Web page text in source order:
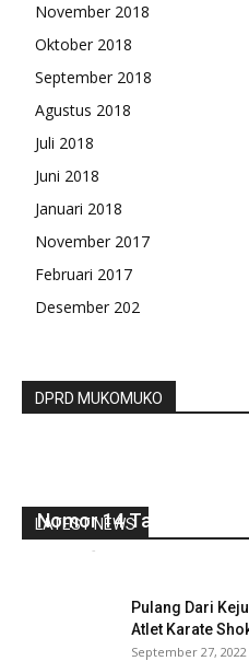
November 2018
Oktober 2018
September 2018
Agustus 2018
Juli 2018
Juni 2018
Januari 2018
November 2017
Februari 2017
Desember 202
DPRD MUKOMUKO
LATEST NEWS
Nomor 14 Tahun 2016
-
Pulang Dari
Atlet Karate
September 27, 2022